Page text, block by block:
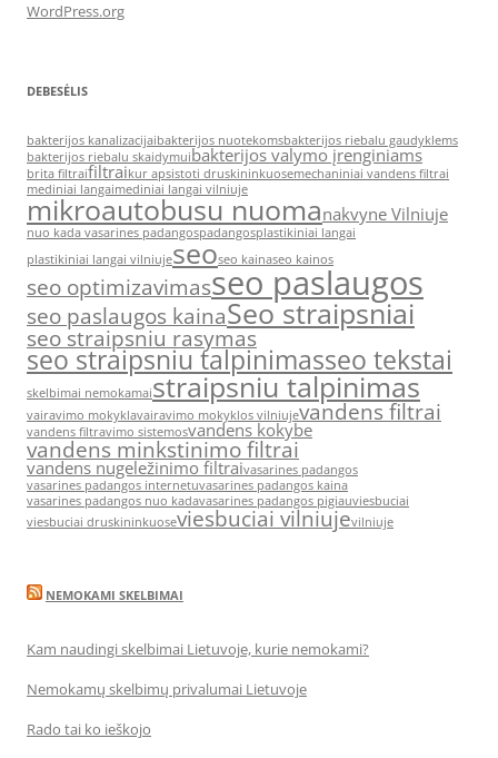
WordPress.org
DEBESĖLIS
bakterijos kanalizacijaibakterijos nuotekomsbakterijos riebalu gaudyklems
bakterijos riebalu skaidymuibakterijos valymo įrenginiams
brita filtraifiltraikur apsistoti druskininkuosemechaniniai vandens filtrai
mediniai langaimediniai langai vilniuje
mikroautobusu nuomanakvyne Vilniuje
nuo kada vasarines padangospadangosplastikiniai langai
plastikiniai langai vilniujeseoseo kainaseo kainos
seo optimizavimasseo paslaugos
seo paslaugos kainaSeo straipsniai
seo straipsniu rasymas
seo straipsniu talpinimasseo tekstai
skelbimai nemokamaistraipsniu talpinimas
vairavimo mokyklavairavimo mokyklos vilniujevandens filtrai
vandens filtravimo sistemosvandens kokybe
vandens minkstinimo filtrai
vandens nugeležinimo filtraivasarines padangos
vasarines padangos internetuvasarines padangos kaina
vasarines padangos nuo kadavasarines padangos pigiauviesbuciai
viesbuciai druskininkuoseviesbuciai vilniujevilniuje
NEMOKAMI SKELBIMAI
Kam naudingi skelbimai Lietuvoje, kurie nemokami?
Nemokamų skelbimų privalumai Lietuvoje
Rado tai ko ieškojo